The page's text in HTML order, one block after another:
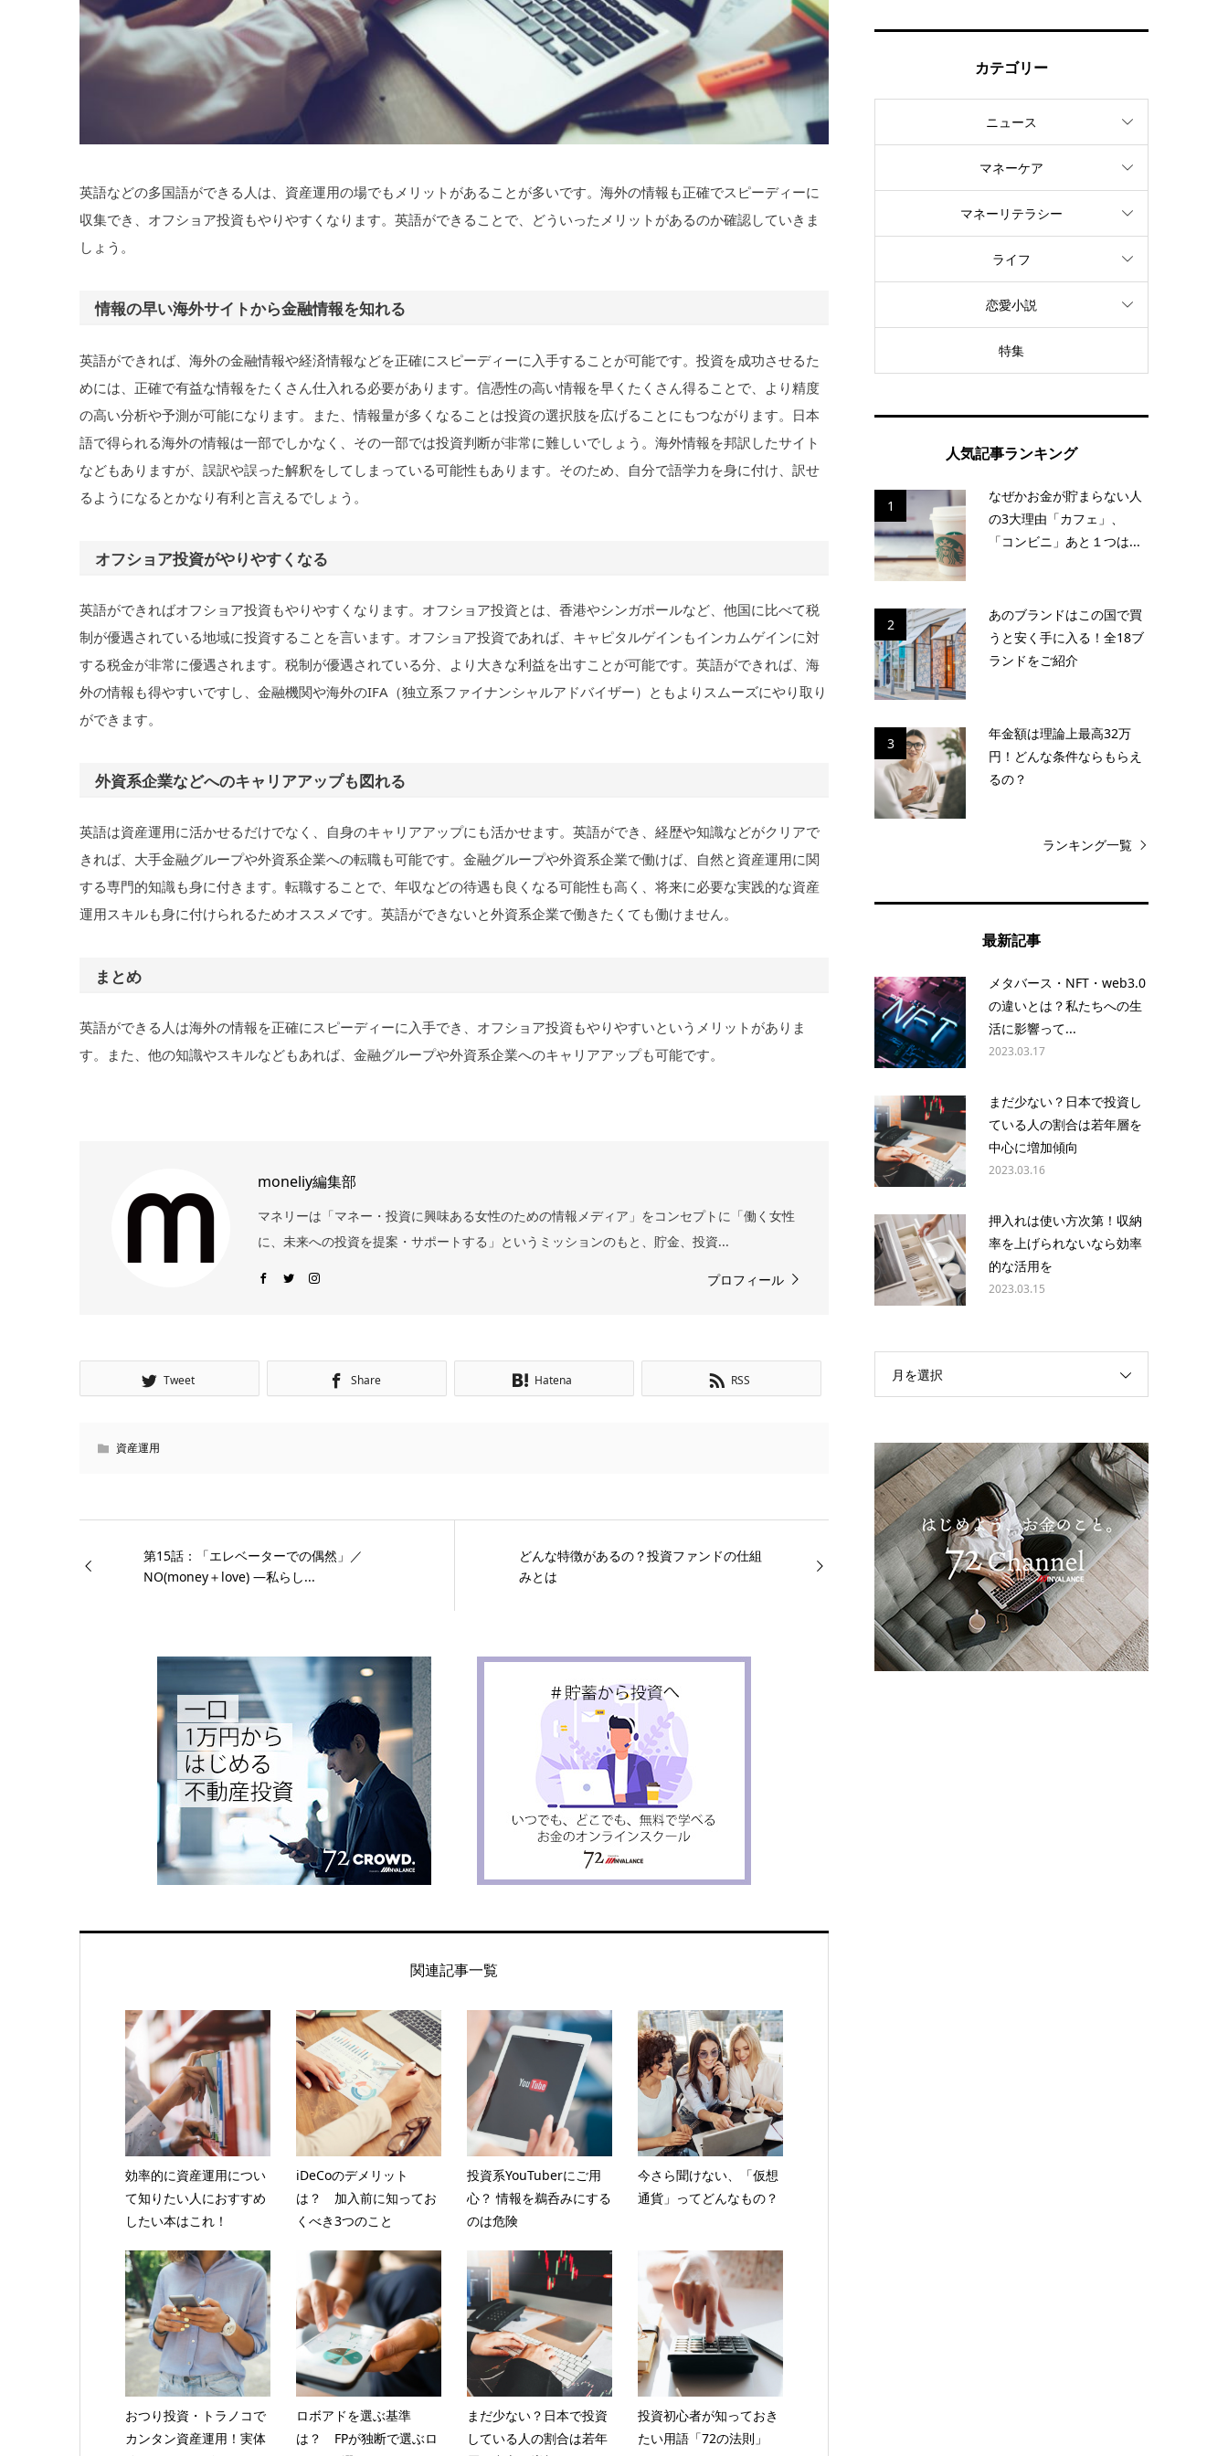
英語などの多国語ができる人は、資産運用の場でもメリットがあることが多いです。海外の情報も正確でスピーディーに
収集でき、オフショア投資もやりやすくなります。英語ができることで、どういったメリットがあるのか確認していきま
しょう。
情報の早い海外サイトから金融情報を知れる
英語ができれば、海外の金融情報や経済情報などを正確にスピーディーに入手することが可能です。投資を成功させるた
めには、正確で有益な情報をたくさん仕入れる必要があります。信憑性の高い情報を早くたくさん得ることで、より精度
の高い分析や予測が可能になります。また、情報量が多くなることは投資の選択肢を広げることにもつながります。日本
語で得られる海外の情報は一部でしかなく、その一部では投資判断が非常に難しいでしょう。海外情報を邦訳したサイト
などもありますが、誤訳や誤った解釈をしてしまっている可能性もあります。そのため、自分で語学力を身に付け、訳せ
るようになるとかなり有利と言えるでしょう。
オフショア投資がやりやすくなる
英語ができればオフショア投資もやりやすくなります。オフショア投資とは、香港やシンガポールなど、他国に比べて税
制が優遇されている地域に投資することを言います。オフショア投資であれば、キャピタルゲインもインカムゲインに対
する税金が非常に優遇されます。税制が優遇されている分、より大きな利益を出すことが可能です。英語ができれば、海
外の情報も得やすいですし、金融機関や海外のIFA（独立系ファイナンシャルアドバイザー）ともよりスムーズにやり取り
ができます。
外資系企業などへのキャリアアップも図れる
英語は資産運用に活かせるだけでなく、自身のキャリアアップにも活かせます。英語ができ、経歴や知識などがクリアで
きれば、大手金融グループや外資系企業への転職も可能です。金融グループや外資系企業で働けば、自然と資産運用に関
する専門的知識も身に付きます。転職することで、年収などの待遇も良くなる可能性も高く、将来に必要な実践的な資産
運用スキルも身に付けられるためオススメです。英語ができないと外資系企業で働きたくても働けません。
まとめ
英語ができる人は海外の情報を正確にスピーディーに入手でき、オフショア投資もやりやすいというメリットがありま
す。また、他の知識やスキルなどもあれば、金融グループや外資系企業へのキャリアアップも可能です。
moneliy編集部
マネリーは「マネー・投資に興味ある女性のための情報メディア」をコンセプトに「働く女性
に、未来への投資を提案・サポートする」というミッションのもと、貯金、投資...
プロフィール
Tweet Share Hatena RSS
資産運用
第15話：「エレベーターでの偶然」／
NO(money＋love) —私らし...
どんな特徴があるの？投資ファンドの仕組
みとは
関連記事一覧
効率的に資産運用につい
て知りたい人におすすめ
したい本はこれ！
iDeCoのデメリット
は？ 加入前に知ってお
くべき3つのこと
投資系YouTuberにご用
心？ 情報を鵜呑みにする
のは危険
今さら聞けない、「仮想
通貨」ってどんなもの？
おつり投資・トラノコで
カンタン資産運用！実体
ロボアドを選ぶ基準
は？ FPが独断で選ぶロ
まだ少ない？日本で投資
している人の割合は若年
投資初心者が知っておき
たい用語「72の法則」
カテゴリー
ニュース
マネーケア
マネーリテラシー
ライフ
恋愛小説
特集
人気記事ランキング
1
なぜかお金が貯まらない人
の3大理由「カフェ」、
「コンビニ」あと１つは...
2
あのブランドはこの国で買
うと安く手に入る！全18ブ
ランドをご紹介
3
年金額は理論上最高32万
円！どんな条件ならもらえ
るの？
ランキング一覧
最新記事
メタバース・NFT・web3.0
の違いとは？私たちへの生
活に影響って...
2023.03.17
まだ少ない？日本で投資し
ている人の割合は若年層を
中心に増加傾向
2023.03.16
押入れは使い方次第！収納
率を上げられないなら効率
的な活用を
2023.03.15
月を選択